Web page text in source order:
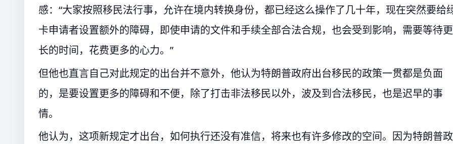
感：“大家按照移民法行事，允许在境内转换身份，都已经这么操作了几十年，现在突然要给
卡申请者设置额外的障碍，即使申请的文件和手续全部合法合规，也会受到影响，需要等待更
长的时间，花费更多的心力。”
但他也直言自己对此规定的出台并不意外，他认为特朗普政府出台移民的政策一贯都是负面
的，是要设置更多的障碍和不便，除了打击非法移民以外，波及到合法移民，也是迟早的事
情。
他认为，这项新规定才出台，如何执行还没有准信，将来也有许多修改的空间。因为特朗普政